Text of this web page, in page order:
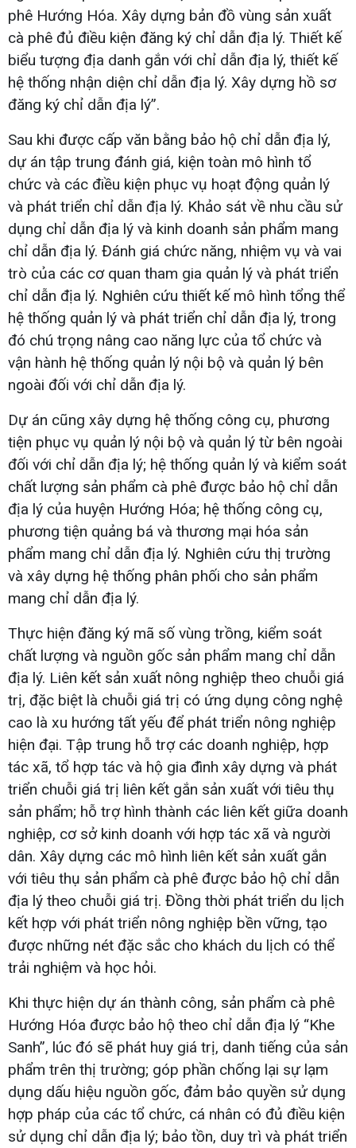
phê Hướng Hóa. Xây dựng bản đồ vùng sản xuất
cà phê đủ điều kiện đăng ký chỉ dẫn địa lý. Thiết kế
biểu tượng địa danh gắn với chỉ dẫn địa lý, thiết kế
hệ thống nhận diện chỉ dẫn địa lý. Xây dựng hồ sơ
đăng ký chỉ dẫn địa lý”.
Sau khi được cấp văn bằng bảo hộ chỉ dẫn địa lý,
dự án tập trung đánh giá, kiện toàn mô hình tổ
chức và các điều kiện phục vụ hoạt động quản lý
và phát triển chỉ dẫn địa lý. Khảo sát về nhu cầu sử
dụng chỉ dẫn địa lý và kinh doanh sản phẩm mang
chỉ dẫn địa lý. Đánh giá chức năng, nhiệm vụ và vai
trò của các cơ quan tham gia quản lý và phát triển
chỉ dẫn địa lý. Nghiên cứu thiết kế mô hình tổng thể
hệ thống quản lý và phát triển chỉ dẫn địa lý, trong
đó chú trọng nâng cao năng lực của tổ chức và
vận hành hệ thống quản lý nội bộ và quản lý bên
ngoài đối với chỉ dẫn địa lý.
Dự án cũng xây dựng hệ thống công cụ, phương
tiện phục vụ quản lý nội bộ và quản lý từ bên ngoài
đối với chỉ dẫn địa lý; hệ thống quản lý và kiểm soát
chất lượng sản phẩm cà phê được bảo hộ chỉ dẫn
địa lý của huyện Hướng Hóa; hệ thống công cụ,
phương tiện quảng bá và thương mại hóa sản
phẩm mang chỉ dẫn địa lý. Nghiên cứu thị trường
và xây dựng hệ thống phân phối cho sản phẩm
mang chỉ dẫn địa lý.
Thực hiện đăng ký mã số vùng trồng, kiểm soát
chất lượng và nguồn gốc sản phẩm mang chỉ dẫn
địa lý. Liên kết sản xuất nông nghiệp theo chuỗi giá
trị, đặc biệt là chuỗi giá trị có ứng dụng công nghệ
cao là xu hướng tất yếu để phát triển nông nghiệp
hiện đại. Tập trung hỗ trợ các doanh nghiệp, hợp
tác xã, tổ hợp tác và hộ gia đình xây dựng và phát
triển chuỗi giá trị liên kết gắn sản xuất với tiêu thụ
sản phẩm; hỗ trợ hình thành các liên kết giữa doanh
nghiệp, cơ sở kinh doanh với hợp tác xã và người
dân. Xây dựng các mô hình liên kết sản xuất gắn
với tiêu thụ sản phẩm cà phê được bảo hộ chỉ dẫn
địa lý theo chuỗi giá trị. Đồng thời phát triển du lịch
kết hợp với phát triển nông nghiệp bền vững, tạo
được những nét đặc sắc cho khách du lịch có thể
trải nghiệm và học hỏi.
Khi thực hiện dự án thành công, sản phẩm cà phê
Hướng Hóa được bảo hộ theo chỉ dẫn địa lý “Khe
Sanh”, lúc đó sẽ phát huy giá trị, danh tiếng của sản
phẩm trên thị trường; góp phần chống lại sự lạm
dụng dấu hiệu nguồn gốc, đảm bảo quyền sử dụng
hợp pháp của các tổ chức, cá nhân có đủ điều kiện
sử dụng chỉ dẫn địa lý; bảo tồn, duy trì và phát triển